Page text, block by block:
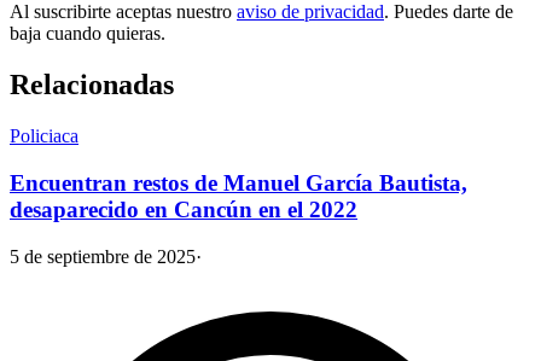
Al suscribirte aceptas nuestro aviso de privacidad. Puedes darte de
baja cuando quieras.
Relacionadas
Policiaca
Encuentran restos de Manuel García Bautista,
desaparecido en Cancún en el 2022
5 de septiembre de 2025·